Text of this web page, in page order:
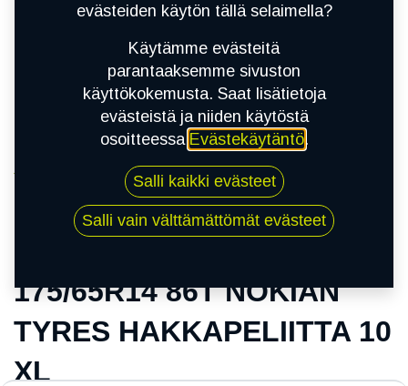
175/65R14 86T NOKIAN TYRES
HAKKAPELIITTA 10 XL
175/65R14 86T NOKIAN
TYRES HAKKAPELIITTA 10
XL
evästeiden käytön tällä selaimella?
Käytämme evästeitä
parantaaksemme sivuston
käyttökokemusta. Saat lisätietoja
evästeistä ja niiden käytöstä
osoitteessa Evästekäytäntö.
Salli kaikki evästeet
Salli vain välttämättömät evästeet